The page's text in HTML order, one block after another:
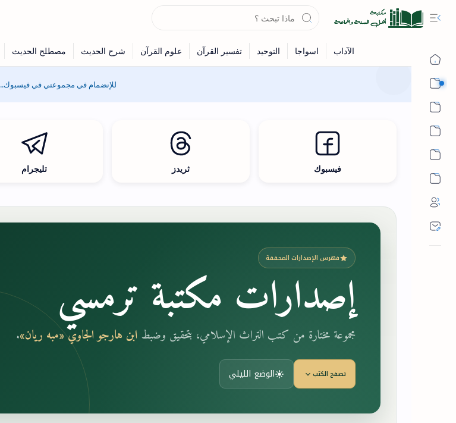
للإنضمام في مجموعتي في فيسبوك..
فيسبوك ثريدز تليجرام
فهرس الإصدارات المحققة
إصدارات مكتبة ترمسي
مجموعة مختارة من كتب التراث الإسلامي، بتحقيق وضبط ابن هارجو الجاوي «مبه ريان».
تصفح الكتب الوضع الليلي